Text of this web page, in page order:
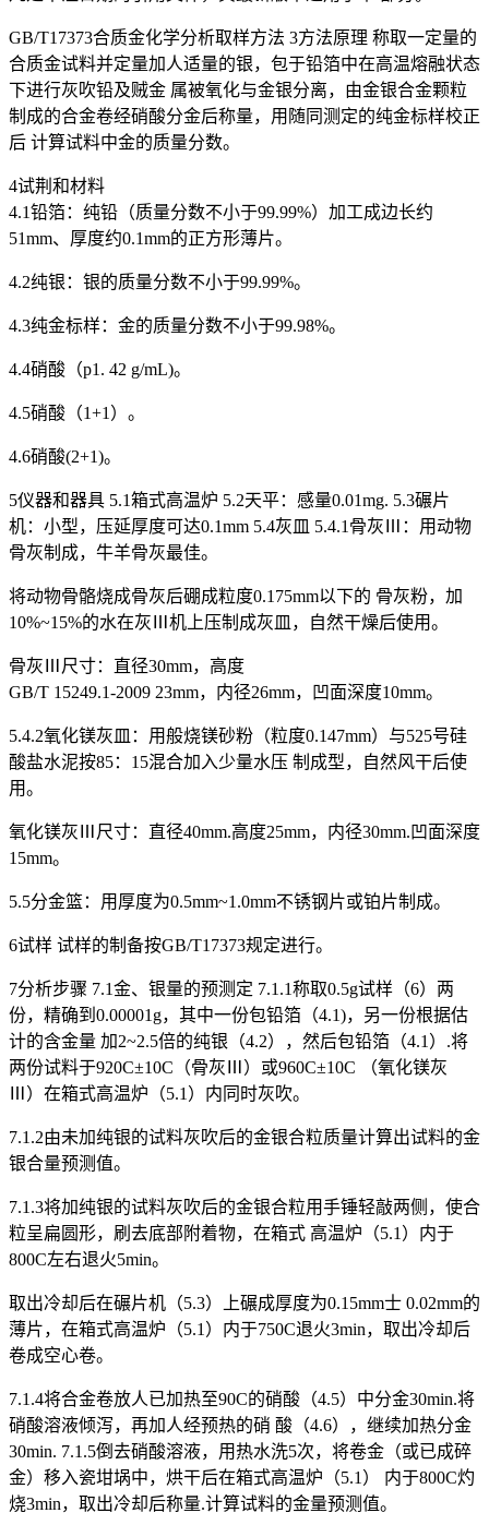
GB/T17373合质金化学分析取样方法 3方法原理 称取一定量的
合质金试料并定量加人适量的银，包于铅箔中在高温熔融状态
下进行灰吹铅及贼金 属被氧化与金银分离，由金银合金颗粒
制成的合金卷经硝酸分金后称量，用随同测定的纯金标样校正
后 计算试料中金的质量分数。
4试荆和材料
4.1铅箔：纯铅（质量分数不小于99.99%）加工成边长约
51mm、厚度约0.1mm的正方形薄片。
4.2纯银：银的质量分数不小于99.99%。
4.3纯金标样：金的质量分数不小于99.98%。
4.4硝酸（p1. 42 g/mL)。
4.5硝酸（1+1）。
4.6硝酸(2+1)。
5仪器和器具 5.1箱式高温炉 5.2天平：感量0.01mg. 5.3碾片
机：小型，压延厚度可达0.1mm 5.4灰皿 5.4.1骨灰Ⅲ：用动物
骨灰制成，牛羊骨灰最佳。
将动物骨骼烧成骨灰后硼成粒度0.175mm以下的 骨灰粉，加
10%~15%的水在灰Ⅲ机上压制成灰皿，自然干燥后使用。
骨灰Ⅲ尺寸：直径30mm，高度
GB/T 15249.1-2009 23mm，内径26mm，凹面深度10mm。
5.4.2氧化镁灰皿：用般烧镁砂粉（粒度0.147mm）与525号硅
酸盐水泥按85：15混合加入少量水压 制成型，自然风干后使
用。
氧化镁灰Ⅲ尺寸：直径40mm.高度25mm，内径30mm.凹面深度
15mm。
5.5分金篮：用厚度为0.5mm~1.0mm不锈钢片或铂片制成。
6试样 试样的制备按GB/T17373规定进行。
7分析步骤 7.1金、银量的预测定 7.1.1称取0.5g试样（6）两
份，精确到0.00001g，其中一份包铅箔（4.1)，另一份根据估
计的含金量 加2~2.5倍的纯银（4.2），然后包铅箔（4.1）.将
两份试料于920C±10C（骨灰Ⅲ）或960C±10C （氧化镁灰
Ⅲ）在箱式高温炉（5.1）内同时灰吹。
7.1.2由未加纯银的试料灰吹后的金银合粒质量计算出试料的金
银合量预测值。
7.1.3将加纯银的试料灰吹后的金银合粒用手锤轻敲两侧，使合
粒呈扁圆形，刷去底部附着物，在箱式 高温炉（5.1）内于
800C左右退火5min。
取出冷却后在碾片机（5.3）上碾成厚度为0.15mm士 0.02mm的
薄片，在箱式高温炉（5.1）内于750C退火3min，取出冷却后
卷成空心卷。
7.1.4将合金卷放人已加热至90C的硝酸（4.5）中分金30min.将
硝酸溶液倾泻，再加人经预热的硝 酸（4.6），继续加热分金
30min. 7.1.5倒去硝酸溶液，用热水洗5次，将卷金（或已成碎
金）移入瓷坩埚中，烘干后在箱式高温炉（5.1） 内于800C灼
烧3min，取出冷却后称量.计算试料的金量预测值。